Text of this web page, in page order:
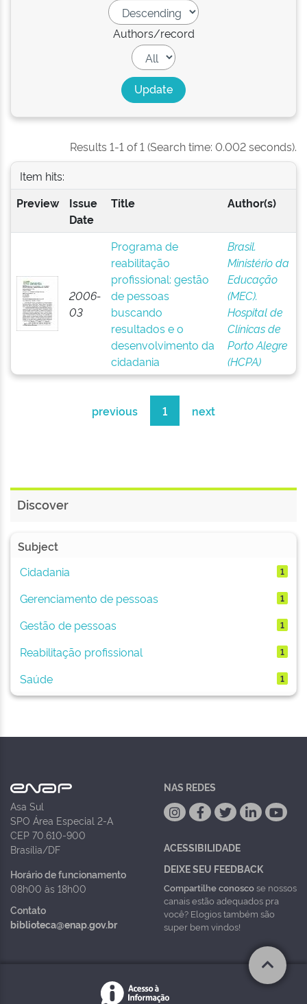
Authors/record
Results 1-1 of 1 (Search time: 0.002 seconds).
Item hits:
Preview
Issue
Date
Title Author(s)
2006-
03
Programa de
reabilitação
profissional: gestão
de pessoas
buscando
resultados e o
desenvolvimento da
cidadania
Brasil.
Ministério da
Educação
(MEC).
Hospital de
Clínicas de
Porto Alegre
(HCPA)
previous 1 next
Discover
Subject
Cidadania
1
Gerenciamento de pessoas 1
Gestão de pessoas 1
Reabilitação profissional 1
Saúde 1
Asa Sul
SPO Área Especial 2-A
CEP 70.610-900
Brasília/DF
Horário de funcionamento
08h00 às 18h00
Contato
biblioteca@enap.gov.br
NAS REDES
ACESSIBILIDADE
DEIXE SEU FEEDBACK
Compartilhe conoscose nossos
canais estão adequados pra
você? Elogios também são
super bem vindos!